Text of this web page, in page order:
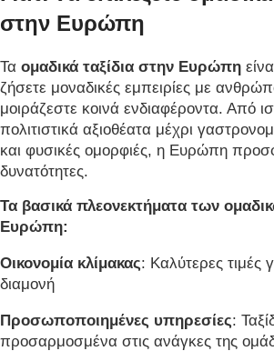
στην Ευρώπη
Τα ομαδικά ταξίδια στην Ευρώπη
ζήσετε μοναδικές εμπειρίες με
μοιράζεστε κοινά ενδιαφέροντα. Από
πολιτιστικά αξιοθέατα μέχρι
και φυσικές ομορφιές, η Ευρώπη
δυνατότητες.
Τα βασικά πλεονεκτήματα των
Ευρώπη:
Οικονομία κλίμακας: Καλύτερες τιμές
διαμονή
Προσωποποιημένες υπηρεσίες:
προσαρμοσμένα στις ανάγκες της